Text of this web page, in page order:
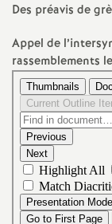
Des préavis de
Appel de
rassemblements